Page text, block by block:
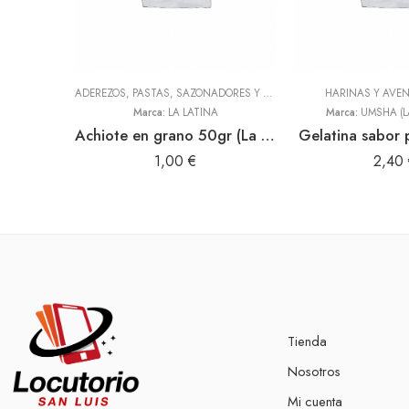
ADEREZOS, PASTAS, SAZONADORES Y CONDIMENTOS ,LEGUMBRES,
Marca: LA LATINA
Achiote en grano 50gr (La Latina)
1,00 €
HARINAS Y
Marca: UMSHA
Gelatina sabor
2,40
Tienda
Nosotros
Mi cuenta